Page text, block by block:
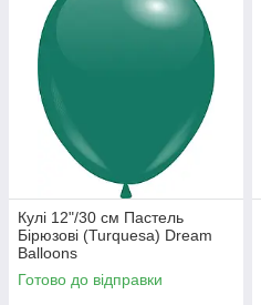
Кулі 12"/30 см Пастель
Бірюзові (Turquesa) Dream
Balloons
Готово до відправки